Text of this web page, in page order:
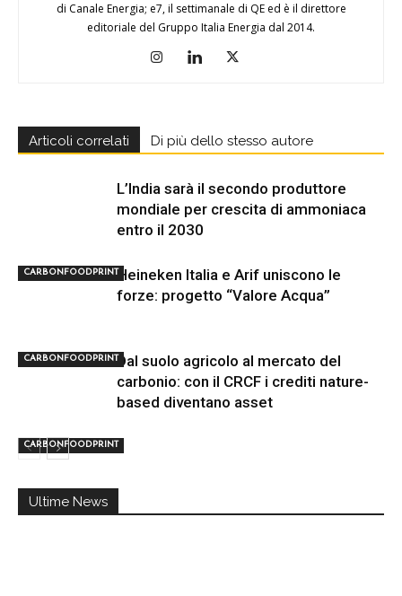
di Canale Energia; e7, il settimanale di QE ed è il direttore
editoriale del Gruppo Italia Energia dal 2014.
Articoli correlati Di più dello stesso autore
CARBONFOODPRINT
L’India sarà il secondo produttore
mondiale per crescita di ammoniaca
entro il 2030
CARBONFOODPRINT
Heineken Italia e Arif uniscono le
forze: progetto “Valore Acqua”
CARBONFOODPRINT
Dal suolo agricolo al mercato del
carbonio: con il CRCF i crediti nature-
based diventano asset
Ultime News